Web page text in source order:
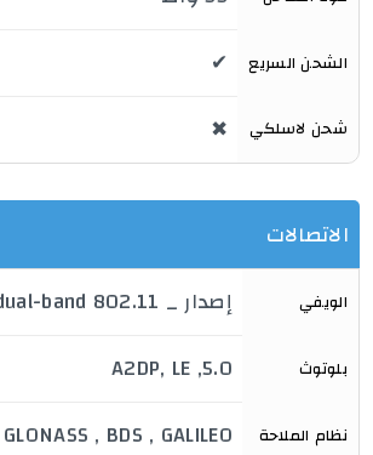
الشحن السريع ✔
شحن لاسلكي ✖
الاتصالات
الويفي إصدار _ 802.11 a/b/g/n/ac, dual-band
بلوتوث 5.0, A2DP, LE
نظام الملاحة , BDS , GALILEO